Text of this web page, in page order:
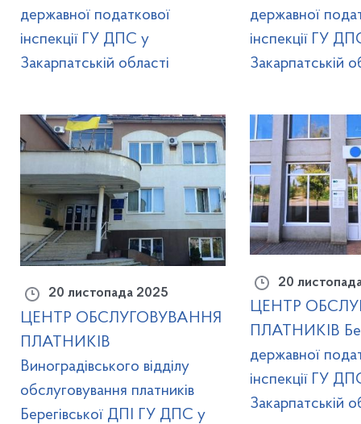
державної податкової
інспекції ГУ ДПС у
Закарпатській області
державної
інспекції ГУ
Закарпатській
20 листопада 2025
ЦЕНТР ОБСЛУГОВУВАННЯ
ПЛАТНИКІВ
Виноградівського відділу
обслуговування платників
Берегівської ДПІ ГУ ДПС у
20
ЦЕНТР
ПЛАТНИКІВ
державної
інспекції ГУ
Закарпатській